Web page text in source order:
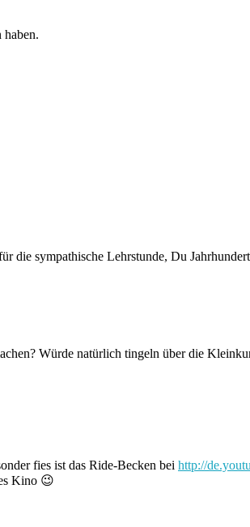
die sympathische Lehrstunde, Du
Würde natürlich tingeln über die
fies ist das Ride-Becken bei http://
Kino 😉